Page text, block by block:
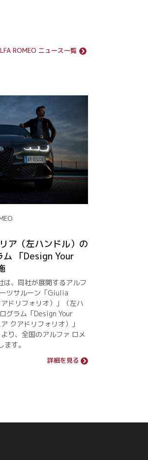
ROMEO ニュース一覧
ア（左ハンドル）の
ム 「Design Your
、同社が展開するアルフ
ツサルーン「Giulia
ドリフォリオ）」（左ハ
グラム「Design Your
クアドリフォリオ）」
り、全国のアルファ ロメ
す。
詳細を見る